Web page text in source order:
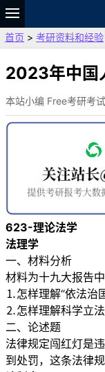
题库
故事
VIP
资料
首页 > 考研资料和经验
2023年中国
本站小编 Free考研考
623-理论法学
法理学
一、材料分析
材料为十九大报告
⒈怎样理解“依法治
⒉怎样理解科学立法
二、论述题
法律规定闯红灯是
到处罚，这条法律